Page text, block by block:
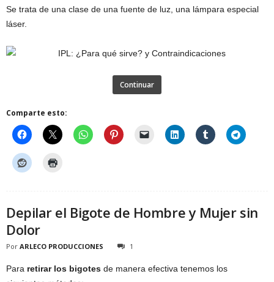
Se trata de una clase de una fuente de luz, una lámpara especial
láser.
Continuar
Comparte esto:
Depilar el Bigote de Hombre y Mujer sin
Dolor
Por ARLECO PRODUCCIONES 1
Para retirar los bigotes de manera efectiva tenemos los